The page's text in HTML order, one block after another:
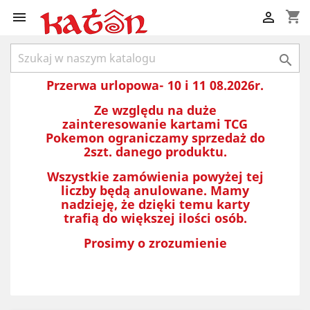
 shopping_cart


Przerwa urlopowa- 10 i 11 08.2026r.
Ze względu na duże
zainteresowanie kartami TCG
Pokemon ograniczamy sprzedaż do
2szt. danego produktu.
Wszystkie zamówienia powyżej tej
liczby będą anulowane. Mamy
nadzieję, że dzięki temu karty
trafią do większej ilości osób.
Prosimy o zrozumienie